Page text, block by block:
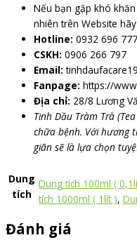
Nếu bạn gặp khó
nhiên trên Website
Hotline: 0932 696
CSKH: 0906 266 797
Email:
Fanpage: https://
Địa chỉ: 28/8 Lương
Tinh Dầu Tràm Trà
chữa bệnh. Với hương
giãn sẽ là lựa chọn
Dung
tích
Dung tích 100ml (
tích 1000ml ( 1lít ),
Đánh giá